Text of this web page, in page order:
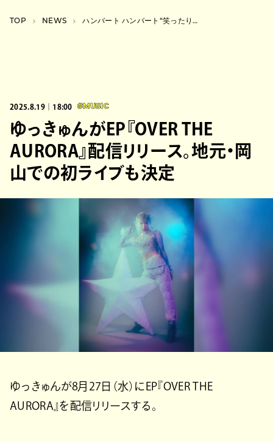
TOP NEWS ハンバート ハンバート“笑ったり転んだり”が連続テレビ小説『ばけばけ』の主題歌に決定
2025.8.19｜18:00 #MUSIC
ゆっきゅんがEP『OVER THE
AURORA』配信リリース。地元・岡
山での初ライブも決定
ゆっきゅんが8月27日（水）にEP『OVER THE
AURORA』を配信リリースする。